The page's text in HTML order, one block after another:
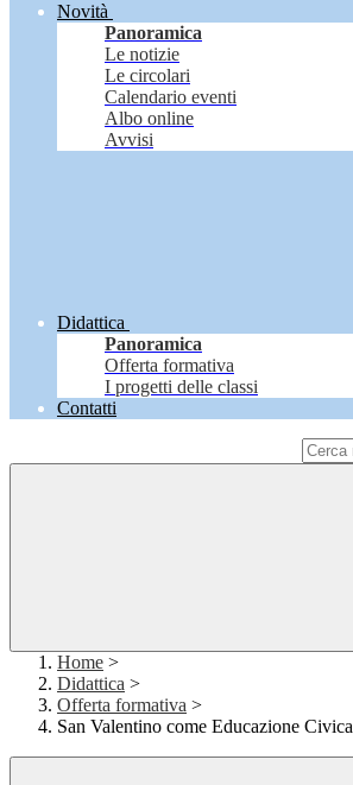
Novità
Panoramica
Le notizie
Le circolari
Calendario eventi
Albo online
Avvisi
Didattica
Panoramica
Offerta formativa
I progetti delle classi
Contatti
Home >
Didattica >
Offerta formativa >
San Valentino come Educazione Civica